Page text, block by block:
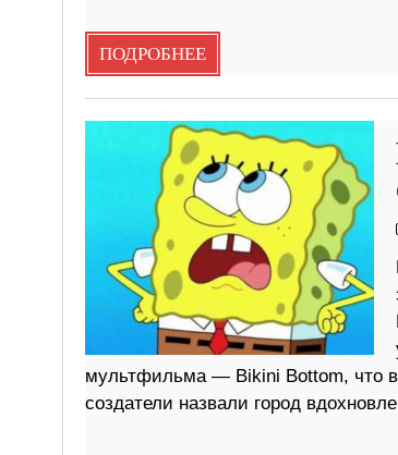
ПОДРОБНЕЕ
мультфильма — Bikini Bottom, что в
создатели назвали город